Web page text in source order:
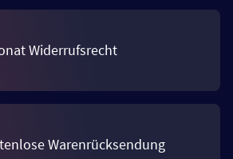
Widerrufsrecht
Warenrücksendung